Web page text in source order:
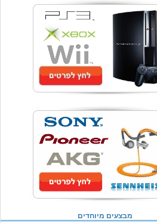
מבצעים מיוחדים